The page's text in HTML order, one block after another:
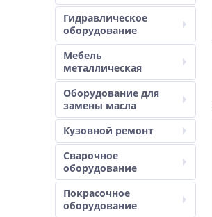
Гидравлическое
оборудование
Мебель
металлическая
Оборудование для
замены масла
Кузовной ремонт
Сварочное
оборудование
Покрасочное
оборудование
1 кВт